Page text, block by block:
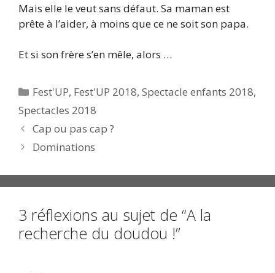
Mais elle le veut sans défaut. Sa maman est
prête à l’aider, à moins que ce ne soit son papa.
Et si son frère s’en mêle, alors …
Catégories
Fest'UP, Fest'UP 2018,Spectacle enfants 2018,
Spectacles 2018
Cap ou pas cap ?
Dominations
3 réflexions au sujet de “A la
recherche du doudou !”